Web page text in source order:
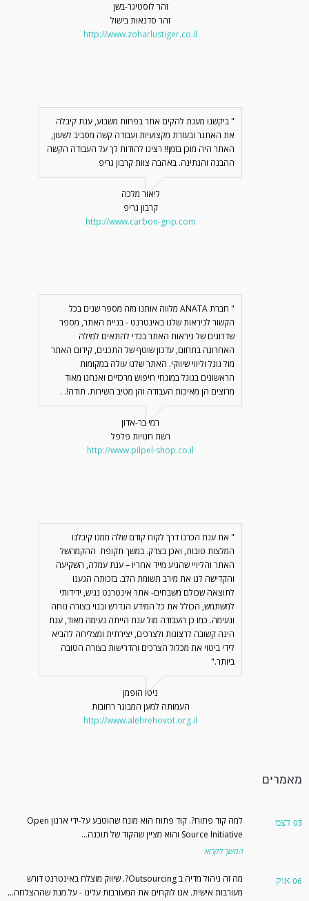
זהר לוסטיגר-בשן
זהר סדנאות בישול
http://www.zoharlustiger.co.il
" ביקשנו מענת להקים אתר בפחות משבוע, ענת קיבלה
את האתגר ובעזרת מקצועיות ועבודה קשה מסביב לשעון,
האתר היה מוכן בזמן!! רצינו להודות לך על העבודה הקשה
ההבנה והנתינה. באהבה צוות קרבון גריפ
ליאור מלכה
קרבון גריפ
http://www.carbon-grip.com
" חברת ANATA מלווה אותנו מזה מספר שנים בכל
הקשור לניראות שלנו באינטרנט - בניית האתר, מספר
שדרוגים של ניראות האתר בכדי להתאים למילה
האחרונה בתחום, עדכון שוטף של התכנים, קידום האתר
מול גוגל וליווי שיווקי. האתר שלנו עולה במקומות
הראשונים בגוגל במונחי חיפוש מרכזיים ואנחנו מאוד
מרוצים הן מאיכות העבודה והן מטיב השירות. תודה!. .
רמי בר-אדון
רשת חנויות פלפל
http://www.pilpel-shop.co.il
" את ענת הכרנו דרך לקוח קודם שלה ממנו קיבלנו
המלצות טובות, ואכן בצדק. במשך תקופת ההקמהשל
האתר והליויי שהגיע מייד אחריו – ענת עמלה, השקיעה
והקדישה לנו את מירב תשומת הלב. בזכותה הגענו
לתוצאה שכולם משבחים- אתר אינטרנט נגיש, ידידותי
למשתמש, הכולל את כל המידע הנדרש ובנוי בצורה נוחה
ונעימה. כמו כן העבודה מול ענת הייתה נעימה מאוד, ענת
הינה קשובה לרצונות ולצרכים, יצירתית ומצליחה להביא
לידי ביטוי את מכלול הצרכים והדרישות בצורה הטובה
ביותר."
ניטו הופמן
העמותה למען המבוגר רחובות
http://www.alehrehovot.org.il
מאמרים
03 דצמ למה קוד פתוח?
. קוד פתוח הוא מונח שהוטבע על-ידי ארגון Open
Source Initiative והוא מציין שהקוד של תוכנה…
המשך לקרוא
06 אוק מה זה ניהול מדיה ב Outsourcing?
. שיווק מוצלח באינטרנט דורש
מעורבות אישית. אנו לוקחים את המעורבות עלינו - על מנת שההצלחה…